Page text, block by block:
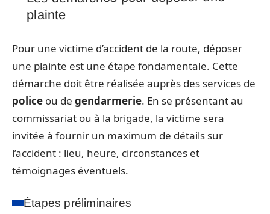
plainte
Pour une victime d’accident de la route, déposer
une plainte est une étape fondamentale. Cette
démarche doit être réalisée auprès des services de
police ou de gendarmerie. En se présentant au
commissariat ou à la brigade, la victime sera
invitée à fournir un maximum de détails sur
l’accident : lieu, heure, circonstances et
témoignages éventuels.
Étapes préliminaires